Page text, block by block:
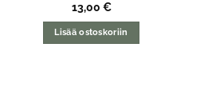
13,00 €
Lisää ostoskoriin